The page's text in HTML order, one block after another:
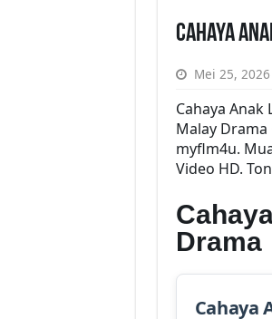
Cahaya
Mei 25, 2026
Cahaya
Malay Drama
myflm4u.
Video HD.
Drama
Cahaya